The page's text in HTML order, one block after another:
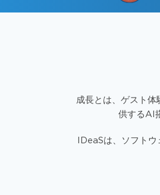
成長とは、ゲスト
供するAI
IDeaSは、ソフトウ